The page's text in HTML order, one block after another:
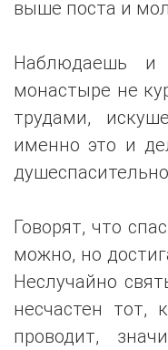
выше поста и
Наблюдаешь
монастыре не
трудами,
именно это и
Говорят, что
можно, но
Неслучайно
несчастен тот,
проводит,